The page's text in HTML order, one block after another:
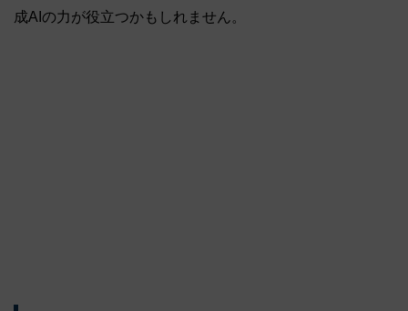
成AIの力が役立つかもしれません。